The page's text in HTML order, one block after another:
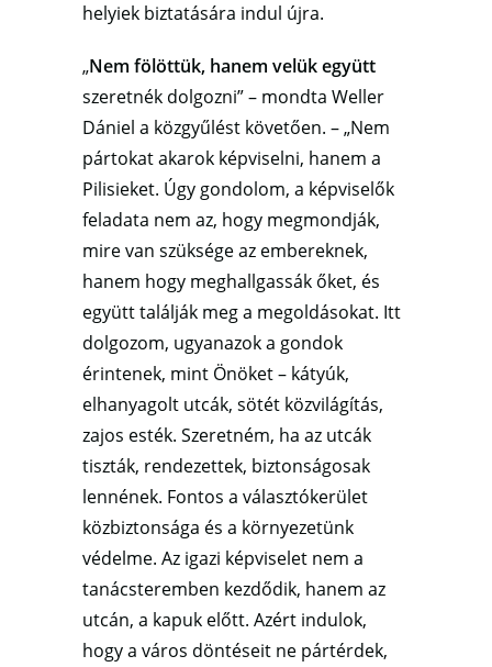
helyiek biztatására indul újra.
„Nem fölöttük, hanem velük együtt
szeretnék dolgozni” – mondta Weller
Dániel a közgyűlést követően. – „Nem
pártokat akarok képviselni, hanem a
Pilisieket. Úgy gondolom, a képviselők
feladata nem az, hogy megmondják,
mire van szüksége az embereknek,
hanem hogy meghallgassák őket, és
együtt találják meg a megoldásokat. Itt
dolgozom, ugyanazok a gondok
érintenek, mint Önöket – kátyúk,
elhanyagolt utcák, sötét közvilágítás,
zajos esték. Szeretném, ha az utcák
tiszták, rendezettek, biztonságosak
lennének. Fontos a választókerület
közbiztonsága és a környezetünk
védelme. Az igazi képviselet nem a
tanácsteremben kezdődik, hanem az
utcán, a kapuk előtt. Azért indulok,
hogy a város döntéseit ne pártérdek,